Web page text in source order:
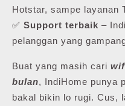
Hotstar, sampe layanan
✅ Support terbaik –
pelanggan yang
Buat yang masih cari
bulan, IndiHome punya
bakal bikin lo rugi. Cus,